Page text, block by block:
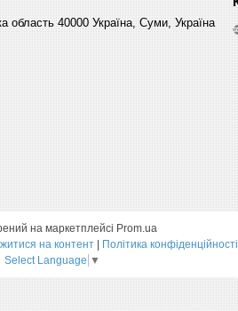
область 40000 Україна, Суми, Україна
на маркетплейсі Prom.ua
на контент | Політика конфіденційності
Select Language ▼